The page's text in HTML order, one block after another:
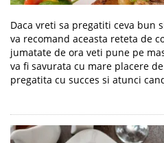
Daca vreti sa pregatiti ceva bun
va recomand aceasta reteta de
jumatate de ora veti pune pe
va fi savurata cu mare placere
pregatita cu succes si atunci